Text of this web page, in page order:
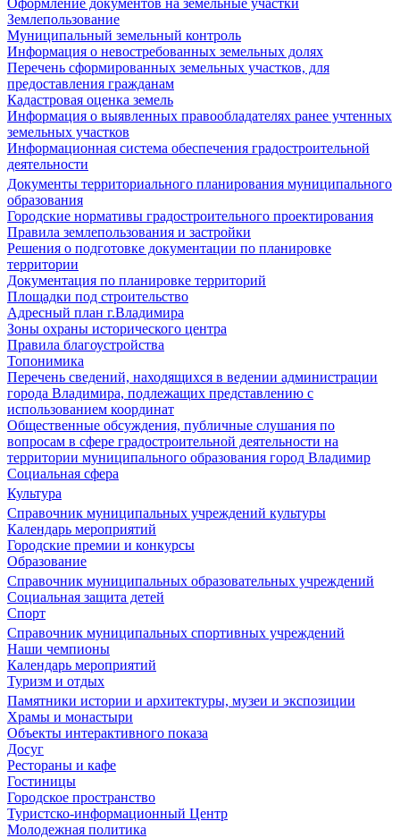
Оформление документов на земельные участки
Землепользование
Муниципальный земельный контроль
Информация о невостребованных земельных долях
Перечень сформированных земельных участков, для
предоставления гражданам
Кадастровая оценка земель
Информация о выявленных правообладателях ранее учтенных
земельных участков
Информационная система обеспечения градостроительной
деятельности
Документы территориального планирования муниципального
образования
Городские нормативы градостроительного проектирования
Правила землепользования и застройки
Решения о подготовке документации по планировке
территории
Документация по планировке территорий
Площадки под строительство
Адресный план г.Владимира
Зоны охраны исторического центра
Правила благоустройства
Топонимика
Перечень сведений, находящихся в ведении администрации
города Владимира, подлежащих представлению с
использованием координат
Общественные обсуждения, публичные слушания по
вопросам в сфере градостроительной деятельности на
территории муниципального образования город Владимир
Социальная сфера
Культура
Справочник муниципальных учреждений культуры
Календарь мероприятий
Городские премии и конкурсы
Образование
Справочник муниципальных образовательных учреждений
Социальная защита детей
Спорт
Справочник муниципальных спортивных учреждений
Наши чемпионы
Календарь мероприятий
Туризм и отдых
Памятники истории и архитектуры, музеи и экспозиции
Храмы и монастыри
Объекты интерактивного показа
Досуг
Рестораны и кафе
Гостиницы
Городское пространство
Туристско-информационный Центр
Молодежная политика